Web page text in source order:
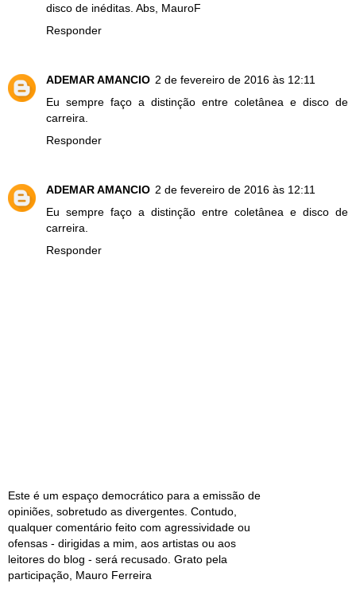
disco de inéditas. Abs, MauroF
Responder
ADEMAR AMANCIO 2 de fevereiro de 2016 às 12:11
Eu sempre faço a distinção entre coletânea e disco de
carreira.
Responder
ADEMAR AMANCIO 2 de fevereiro de 2016 às 12:11
Eu sempre faço a distinção entre coletânea e disco de
carreira.
Responder
Este é um espaço democrático para a emissão de
opiniões, sobretudo as divergentes. Contudo,
qualquer comentário feito com agressividade ou
ofensas - dirigidas a mim, aos artistas ou aos
leitores do blog - será recusado. Grato pela
participação, Mauro Ferreira